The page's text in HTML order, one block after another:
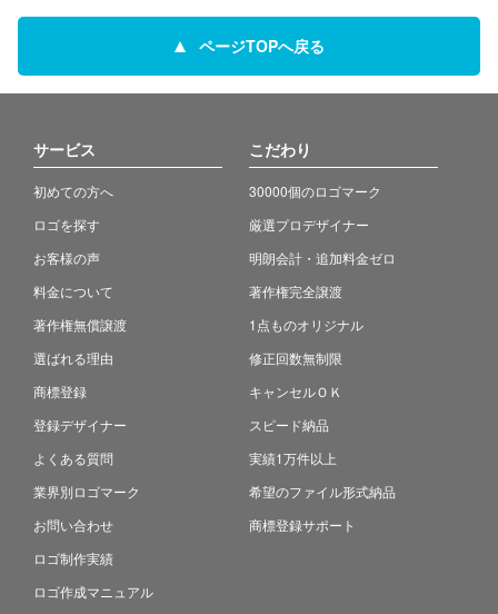
ページTOPへ戻る
サービス
初めての方へ
ロゴを探す
お客様の声
料金について
著作権無償譲渡
選ばれる理由
商標登録
登録デザイナー
よくある質問
業界別ロゴマーク
お問い合わせ
ロゴ制作実績
ロゴ作成マニュアル
こだわり
30000個のロゴマーク
厳選プロデザイナー
明朗会計・追加料金ゼロ
著作権完全譲渡
1点ものオリジナル
修正回数無制限
キャンセルＯＫ
スピード納品
実績1万件以上
希望のファイル形式納品
商標登録サポート